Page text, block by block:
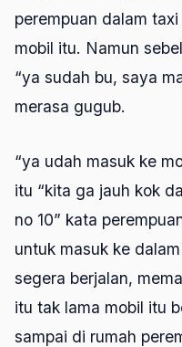
perempuan dalam
mobil itu. Namun
“ya sudah bu, saya
merasa gugub.
“ya udah masuk ke
itu “kita ga jauh kok
no 10” kata
untuk masuk ke
segera berjalan,
itu tak lama mobil itu
sampai di rumah